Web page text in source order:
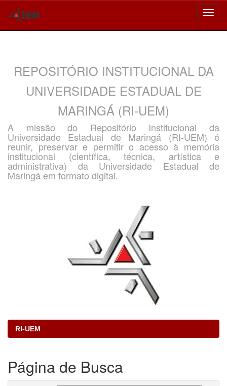
REPOSITÓRIO INSTITUCIONAL DA
UNIVERSIDADE ESTADUAL DE
MARINGÁ (RI-UEM)
A missão do Repositório Institucional da
Universidade Estadual de Maringá (RI-UEM) é
reunir, preservar e permitir o acesso à memória
institucional (científica, técnica, artística e
administrativa) da Universidade Estadual de
Maringá em formato digital.
RI-UEM
Página de Busca